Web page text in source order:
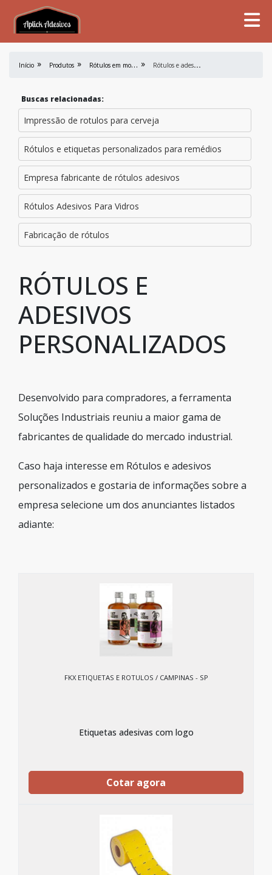
Início Produtos R
ótulos em mold label R
ótulos e adesivos personalizados
Buscas relacionadas:
Impressão de rotulos para cerveja
Rótulos e etiquetas personalizados para remédios
Empresa fabricante de rótulos adesivos
Rótulos Adesivos Para Vidros
Fabricação de rótulos
RÓTULOS E
ADESIVOS
PERSONALIZADOS
Desenvolvido para compradores, a ferramenta
Soluções Industriais reuniu a maior gama de
fabricantes de qualidade do mercado industrial.
Caso haja interesse em Rótulos e adesivos
personalizados e gostaria de informações sobre a
empresa selecione um dos anunciantes listados
adiante:
FKX ETIQUETAS E ROTULOS / CAMPINAS - SP
Etiquetas adesivas com logo
Cotar agora